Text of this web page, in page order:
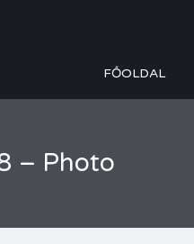
FŐOLDAL
– Photo